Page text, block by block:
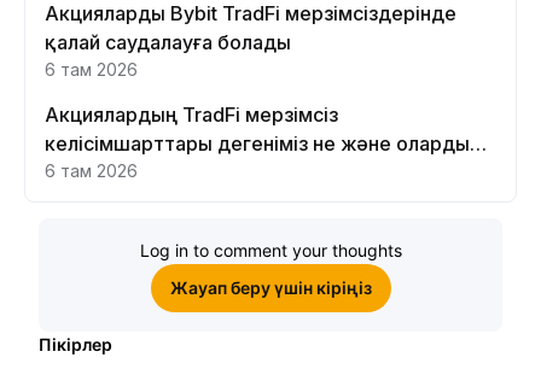
Акцияларды Bybit TradFi мерзімсіздерінде
қалай саудалауға болады
6 там 2026
Акциялардың TradFi мерзімсіз
келісімшарттары дегеніміз не және оларды
Bybit платформасында неге саудалау керек?
6 там 2026
Log in to comment your thoughts
Жауап беру үшін кіріңіз
Пікірлер